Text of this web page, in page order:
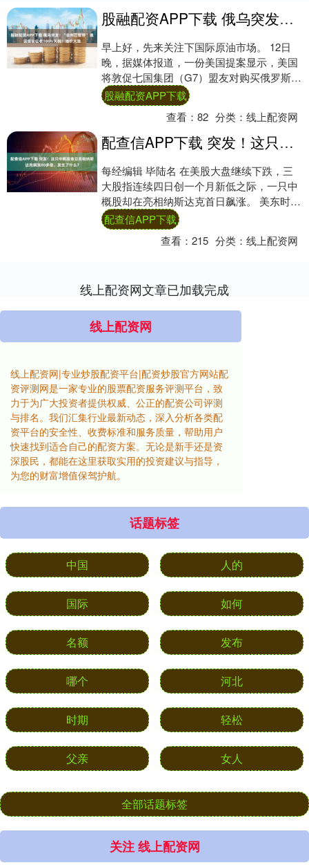
股融配资APP下载 俄乌突发！“谈判已暂停” 美国提议征收100%关税！油价大涨
早上好，先来关注下国际原油市场。 12日
晚，据媒体报道，一份美国提案显示，美国
将敦促七国集团（G7）盟友对购买俄罗斯石
油的行为征收高达100%的关税，以期说服
俄....
股融配资APP下载
查看：82 分类：线上配资网
配查信APP下载 突发！这只中概股首日亮相纳斯达克飙涨80多倍，发生了什么？
每经编辑 毕陆名 在美股大盘继续下跌，三
大股指连续四日创一个月新低之际，一只中
概股却在亮相纳斯达克首日飙涨。 美东时间
8月31日周三，盈喜集团（ATXG，股价6....
配查信APP下载
查看：215 分类：线上配资网
线上配资网文章已加载完成
线上配资网
线上配资网|专业炒股配资平台|配资炒股官方网站配
资评测网是一家专业的股票配资服务评测平台，致
力于为广大投资者提供权威、公正的配资公司评测
与排名。我们汇集行业最新动态，深入分析各类配
资平台的安全性、收费标准和服务质量，帮助用户
快速找到适合自己的配资方案。无论是新手还是资
深股民，都能在这里获取实用的投资建议与指导，
为您的财富增值保驾护航。
话题标签
中国 人的
国际 如何
名额 发布
哪个 河北
时期 轻松
父亲 女人
全部话题标签
关注 线上配资网